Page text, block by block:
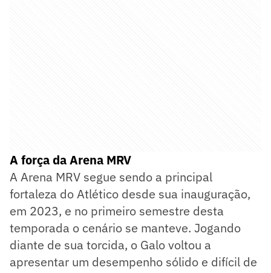
A força da Arena MRV
A Arena MRV segue sendo a principal
fortaleza do Atlético desde sua inauguração,
em 2023, e no primeiro semestre desta
temporada o cenário se manteve. Jogando
diante de sua torcida, o Galo voltou a
apresentar um desempenho sólido e difícil de